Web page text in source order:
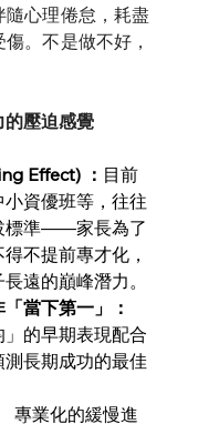
心理倦怠，耗盡
。不是做不好，
的壓迫感覺
Effect) ： 目前
資優班等，往往
標準——家長為了
不提前專才化，
遠的巔峰潛力。
當下第一」：
的早期表現配合
測長期成功的最佳
專業化的緩慢進